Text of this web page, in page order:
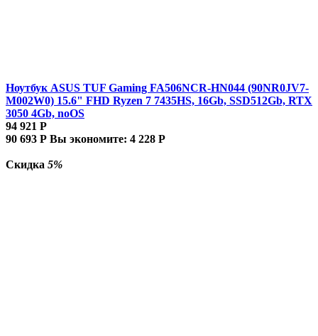
Ноутбук ASUS TUF Gaming FA506NCR-HN044 (90NR0JV7-
M002W0) 15.6" FHD Ryzen 7 7435HS, 16Gb, SSD512Gb, RTX
3050 4Gb, noOS
94 921 Р
90 693 Р Вы экономите: 4 228 Р
Скидка 5%